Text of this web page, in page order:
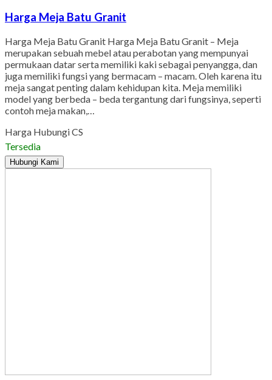
Harga Meja Batu Granit
Harga Meja Batu Granit Harga Meja Batu Granit – Meja
merupakan sebuah mebel atau perabotan yang mempunyai
permukaan datar serta memiliki kaki sebagai penyangga, dan
juga memiliki fungsi yang bermacam – macam. Oleh karena itu
meja sangat penting dalam kehidupan kita. Meja memiliki
model yang berbeda – beda tergantung dari fungsinya, seperti
contoh meja makan,…
Harga Hubungi CS
Tersedia
Hubungi Kami